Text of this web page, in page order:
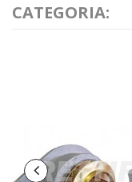
CATEGORIA: